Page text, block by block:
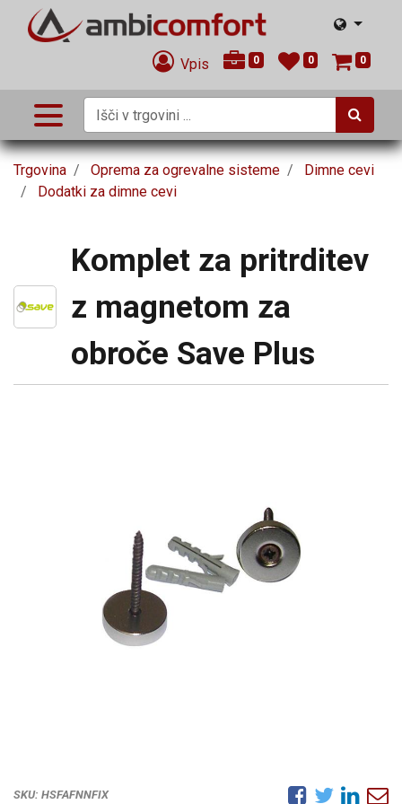
Vpis 0 0 0
Trgovina Oprema za ogrevalne sisteme
Dimne cevi
Dodatki za dimne cevi
Komplet za pritrditev
z magnetom za
obroče Save Plus
SKU: HSFAFNNFIX